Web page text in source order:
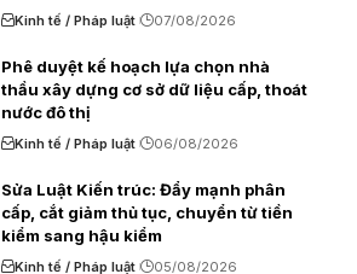
Kinh tế / Pháp luật 07/08/2026
Phê duyệt kế hoạch lựa chọn nhà
thầu xây dựng cơ sở dữ liệu cấp, thoát
nước đô thị
Kinh tế / Pháp luật 06/08/2026
Sửa Luật Kiến trúc: Đẩy mạnh phân
cấp, cắt giảm thủ tục, chuyển từ tiền
kiểm sang hậu kiểm
Kinh tế / Pháp luật 05/08/2026